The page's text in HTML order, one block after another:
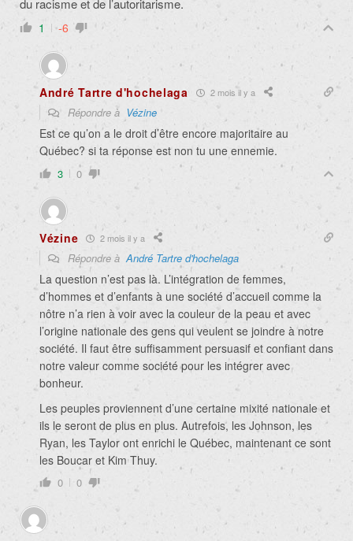
du racisme et de l’autoritarisme.
1 -6
André Tartre d'hochelaga 2 mois il y a
Répondre à Vézine
Est ce qu’on a le droit d’être encore majoritaire au
Québec? si ta réponse est non tu une ennemie.
3 0
Vézine 2 mois il y a
Répondre àAndré Tartre d'hochelaga
La question n’est pas là. L’intégration de femmes,
d’hommes et d’enfants à une société d’accueil comme la
nôtre n’a rien à voir avec la couleur de la peau et avec
l’origine nationale des gens qui veulent se joindre à notre
société. Il faut être suffisamment persuasif et confiant dans
notre valeur comme société pour les intégrer avec
bonheur.
Les peuples proviennent d’une certaine mixité nationale et
ils le seront de plus en plus. Autrefois, les Johnson, les
Ryan, les Taylor ont enrichi le Québec, maintenant ce sont
les Boucar et Kim Thuy.
0 0